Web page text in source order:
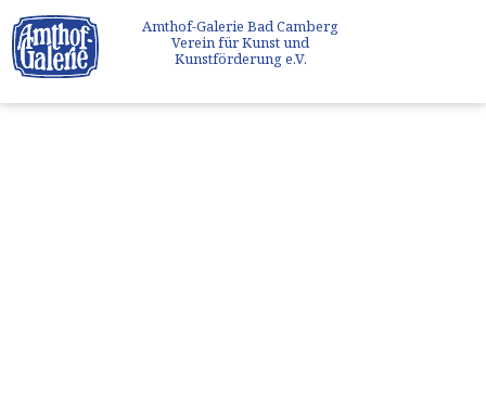
Amthof-Galerie Bad Camberg
Verein für Kunst und
Kunstförderung e.V.